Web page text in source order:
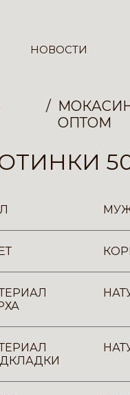
НОВОСТИ
ОПТОМ